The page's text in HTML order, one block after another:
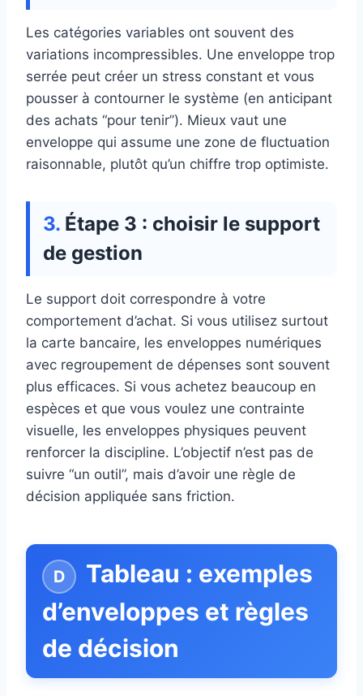
Les catégories variables ont souvent des
variations incompressibles. Une enveloppe trop
serrée peut créer un stress constant et vous
pousser à contourner le système (en anticipant
des achats “pour tenir”). Mieux vaut une
enveloppe qui assume une zone de fluctuation
raisonnable, plutôt qu’un chiffre trop optimiste.
Étape 3 : choisir le support
de gestion
Le support doit correspondre à votre
comportement d’achat. Si vous utilisez surtout
la carte bancaire, les enveloppes numériques
avec regroupement de dépenses sont souvent
plus efficaces. Si vous achetez beaucoup en
espèces et que vous voulez une contrainte
visuelle, les enveloppes physiques peuvent
renforcer la discipline. L’objectif n’est pas de
suivre “un outil”, mais d’avoir une règle de
décision appliquée sans friction.
Tableau : exemples
d’enveloppes et règles
de décision